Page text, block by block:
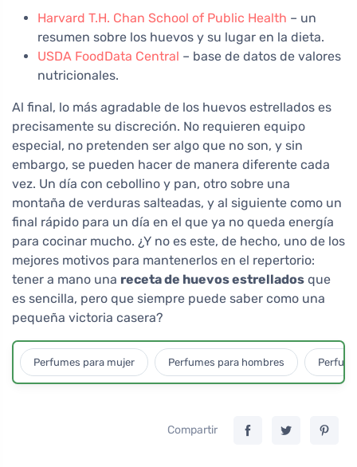
Harvard T.H. Chan School of Public Health – un
resumen sobre los huevos y su lugar en la dieta.
USDA FoodData Central – base de datos de valores
nutricionales.
Al final, lo más agradable de los huevos estrellados es
precisamente su discreción. No requieren equipo
especial, no pretenden ser algo que no son, y sin
embargo, se pueden hacer de manera diferente cada
vez. Un día con cebollino y pan, otro sobre una
montaña de verduras salteadas, y al siguiente como un
final rápido para un día en el que ya no queda energía
para cocinar mucho. ¿Y no es este, de hecho, uno de los
mejores motivos para mantenerlos en el repertorio:
tener a mano una receta de huevos estrellados que
es sencilla, pero que siempre puede saber como una
pequeña victoria casera?
Perfumes para mujer Perfumes para hombres
Compartir